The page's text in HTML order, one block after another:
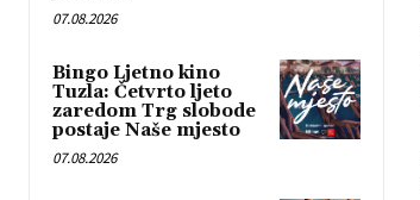
07.08.2026
Bingo Ljetno kino
Tuzla: Četvrto ljeto
zaredom Trg slobode
postaje Naše mjesto
07.08.2026